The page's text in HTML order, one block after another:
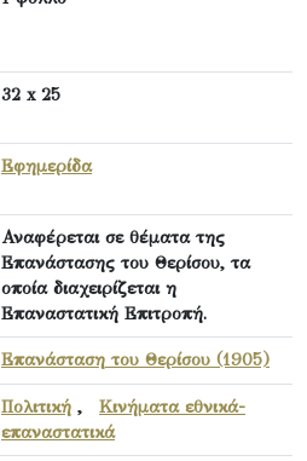
32 x 25
Εφημερίδα
Αναφέρεται σε θέματα της
Επανάστασης του Θερίσου, τα
οποία διαχειρίζεται η
Επαναστατική Επιτροπή.
Επανάσταση του Θερίσου (1905)
Πολιτική , Κινήματα εθνικά-
επαναστατικά